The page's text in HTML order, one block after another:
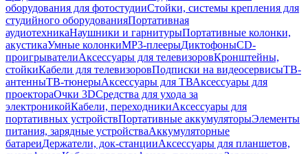
оборудования для фотостудииСтойки, системы крепления для
студийного оборудованияПортативная
аудиотехникаНаушники и гарнитурыПортативные колонки,
акустикаУмные колонкиMP3-плеерыДиктофоныCD-
проигрывателиАксессуары для телевизоровКронштейны,
стойкиКабели для телевизоровПодписки на видеосервисыТВ-
антенныТВ-тюнерыАксессуары для ТВАксессуары для
проектораОчки 3DСредства для ухода за
электроникойКабели, переходникиАксессуары для
портативных устройствПортативные аккумуляторыЭлементы
питания, зарядные устройстваАккумуляторные
батареиДержатели, док-станцииАксессуары для планшетов,